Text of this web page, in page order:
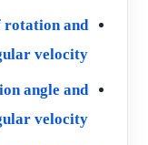
rotation and
velocity
angle and
velocity